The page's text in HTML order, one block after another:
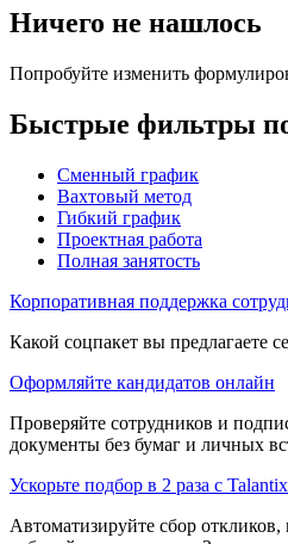
Ничего не нашлось
Попробуйте изменить
Быстрые фильтры
Сменный график
Вахтовый метод
Гибкий график
Проектная работа
Полная занятость
Корпоративная поддержка
Какой соцпакет вы предлагаете
Оформляйте кандидатов онлайн
Проверяйте сотрудников и
документы без бумаг и личных
Ускорьте подбор в 2 раза с Talantix
Автоматизируйте сбор откликов,